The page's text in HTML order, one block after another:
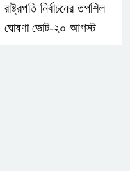
রাষ্ট্রপতি নির্বাচনের তপশিল
ঘোষণা ভোট-২০ আগস্ট